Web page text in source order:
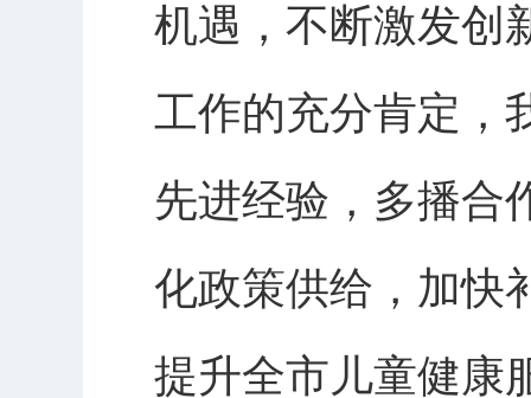
机遇，不断激发创
工作的充分肯定，
先进经验，多播合
化政策供给，加快
提升全市儿童健康